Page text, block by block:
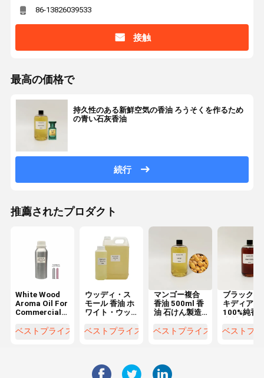
86-13826039533
接触
最高の価格で
持久性のある新鮮空気の香油 ろうそくを作るため
の青い石灰香油
続行
推薦されたプロダクト
White Wood
Aroma Oil For
Commercial
Diffuser
ベストプライス
ウッディ・ス
モール 香油 ホ
ワイト・ウッ
ャルオイル ホ
ベストプライス
マンゴー複合
香油 500ml 香
油 石けん製造/
ベストプライス
ブラックオ
キディア精
100%純香
ベストプ